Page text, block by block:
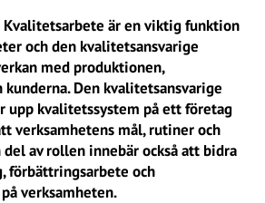
Kvalitetsarbete är en viktig funktion
och den kvalitetsansvarige
med produktionen,
Den kvalitetsansvarige
upp kvalitetssystem på ett företag
verksamhetens mål, rutiner och
del av rollen innebär också att bidra
förbättringsarbete och
verksamheten.